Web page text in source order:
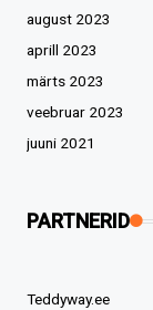
august 2023
aprill 2023
märts 2023
veebruar 2023
juuni 2021
PARTNERID
Teddyway.ee